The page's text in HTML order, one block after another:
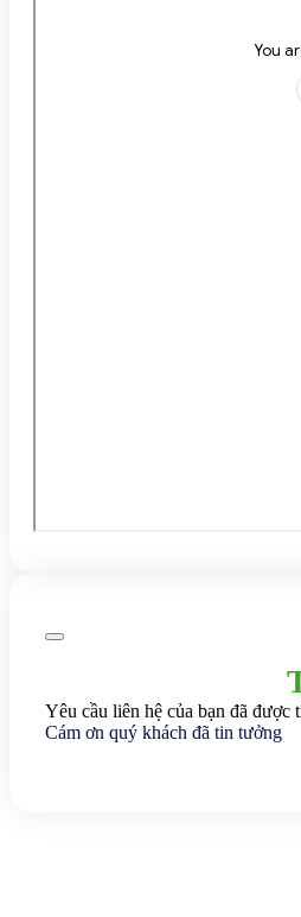
Yêu cầu liên hệ của bạn đã được
Cám ơn quý khách đã tin tưởng